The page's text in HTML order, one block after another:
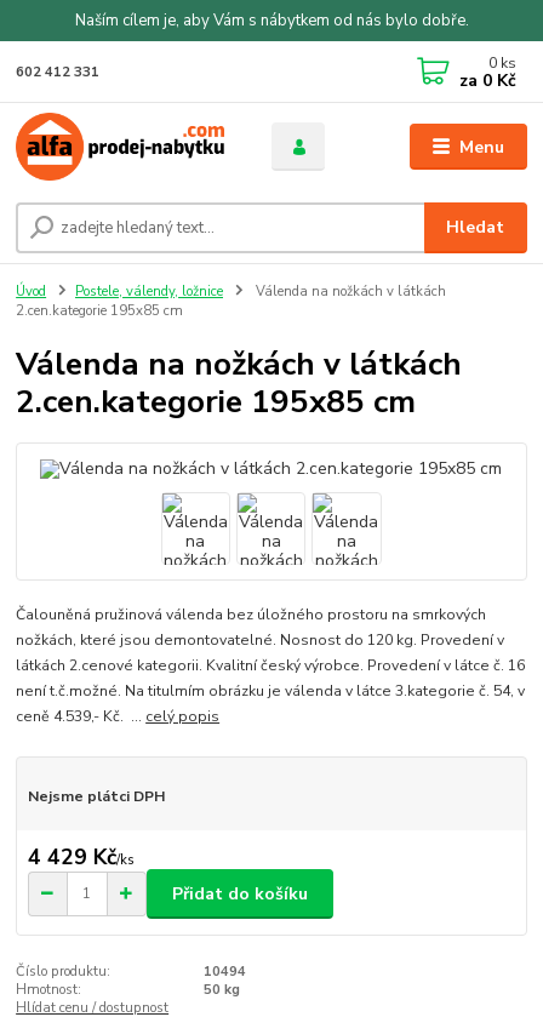
Naším cílem je, aby Vám s nábytkem od nás bylo dobře.
Menu
Hledat
602 412 331 0 ks
za 0 Kč
Úvod Postele, válendy, ložnice
Válenda na nožkách v látkách
2.cen.kategorie 195x85 cm
Válenda na nožkách v látkách
2.cen.kategorie 195x85 cm
Čalouněná pružinová válenda bez úložného prostoru na smrkových
nožkách, které jsou demontovatelné. Nosnost do 120 kg. Provedení v
látkách 2.cenové kategorii. Kvalitní český výrobce. Provedení v látce č. 16
není t.č.možné. Na titulmím obrázku je válenda v látce 3.kategorie č. 54, v
ceně 4.539,- Kč. ... celý popis
Nejsme plátci DPH
4 429 Kč/ks
Přidat do košíku
Číslo produktu:
10494
Hmotnost:
50 kg
Hlídat cenu / dostupnost